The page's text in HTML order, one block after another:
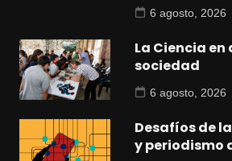
6 agosto, 2026
La Ciencia
sociedad
6 agosto, 2026
Desafíos de
y periodismo